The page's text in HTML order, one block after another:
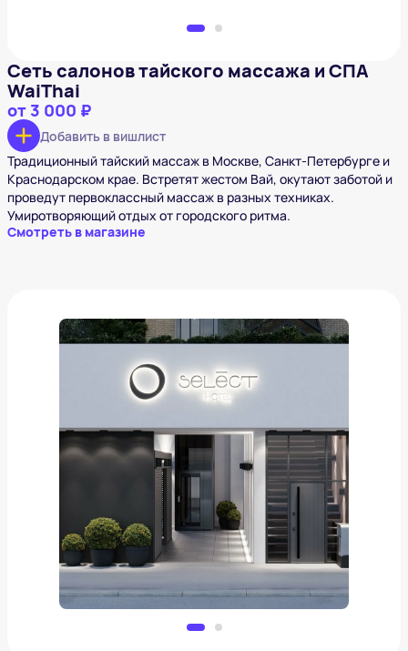
Сеть салонов тайского массажа и СПА
WaiThai
от 3 000 ₽
Добавить в вишлист
Традиционный тайский массаж в Москве, Санкт-Петербурге и
Краснодарском крае. Встретят жестом Вай, окутают заботой и
проведут первоклассный массаж в разных техниках.
Умиротворяющий отдых от городского ритма.
Смотреть в магазине
Select. Владивосток
от
Добавить в вишлист